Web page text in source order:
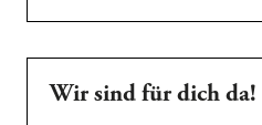
Wir sind für dich da!